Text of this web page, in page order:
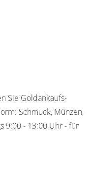
Sie Goldankaufs-
Schmuck, Münzen,
9:00 - 13:00 Uhr - für